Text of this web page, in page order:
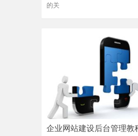
的关
企业网站建设后台管理教